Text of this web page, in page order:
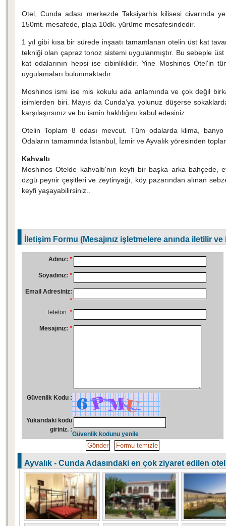
Otel, Cunda adası merkezde Taksiyarhis kilisesi civarında
150mt. mesafede, plaja 10dk. yürüme mesafesindedir.
1 yıl gibi kısa bir sürede inşaatı tamamlanan otelin üst kat
tekniği olan çapraz tonoz sistemi uygulanmıştır. Bu sebeple
kat odalarının hepsi ise cibinliklidir. Yine Moshinos Otel'in
uygulamaları bulunmaktadır.
Moshinos ismi ise mis kokulu ada anlamında ve çok değil
isimlerden biri. Mayıs da Cunda’ya yolunuz düşerse
karşılaşırsınız ve bu ismin haklılığını kabul edesiniz.
Otelin Toplam 8 odası mevcut. Tüm odalarda klima, banyo
Odaların tamamında İstanbul, İzmir ve Ayvalık yöresinden
Kahvaltı
Moshinos Otelde kahvaltı'nın keyfi bir başka arka bahçede,
özgü peynir çeşitleri ve zeytinyağı, köy pazarından alınan
keyfi yaşayabilirsiniz..
İletişim Formu (Mesajınız işletmelere anında iletilir
Adınız: *
Soyadınız: *
Email Adresiniz:
*
Telefon: *
Mesajınız: *
Güvenlik Kodu :
Yukarıdaki kodu
giriniz. :
Güvenlik kodunu yenile
Ayvalık - Cunda Adasındaki en çok ziyaret edilen